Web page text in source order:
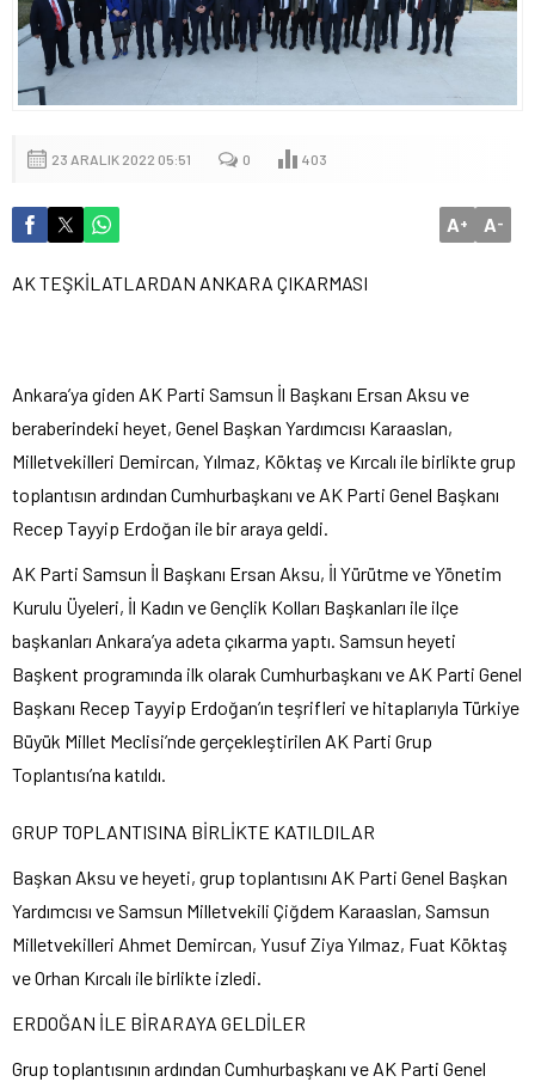
23 ARALIK 2022 05:51 0 403
A+ A-
AK TEŞKİLATLARDAN ANKARA ÇIKARMASI
Ankara’ya giden AK Parti Samsun İl Başkanı Ersan Aksu ve
beraberindeki heyet, Genel Başkan Yardımcısı Karaaslan,
Milletvekilleri Demircan, Yılmaz, Köktaş ve Kırcalı ile birlikte grup
toplantısın ardından Cumhurbaşkanı ve AK Parti Genel Başkanı
Recep Tayyip Erdoğan ile bir araya geldi.
AK Parti Samsun İl Başkanı Ersan Aksu, İl Yürütme ve Yönetim
Kurulu Üyeleri, İl Kadın ve Gençlik Kolları Başkanları ile ilçe
başkanları Ankara’ya adeta çıkarma yaptı. Samsun heyeti
Başkent programında ilk olarak Cumhurbaşkanı ve AK Parti Genel
Başkanı Recep Tayyip Erdoğan’ın teşrifleri ve hitaplarıyla Türkiye
Büyük Millet Meclisi’nde gerçekleştirilen AK Parti Grup
Toplantısı’na katıldı.
GRUP TOPLANTISINA BİRLİKTE KATILDILAR
Başkan Aksu ve heyeti, grup toplantısını AK Parti Genel Başkan
Yardımcısı ve Samsun Milletvekili Çiğdem Karaaslan, Samsun
Milletvekilleri Ahmet Demircan, Yusuf Ziya Yılmaz, Fuat Köktaş
ve Orhan Kırcalı ile birlikte izledi.
ERDOĞAN İLE BİRARAYA GELDİLER
Grup toplantısının ardından Cumhurbaşkanı ve AK Parti Genel